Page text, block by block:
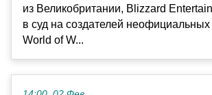
из Великобритании, Blizzard
в суд на создателей
World of W...